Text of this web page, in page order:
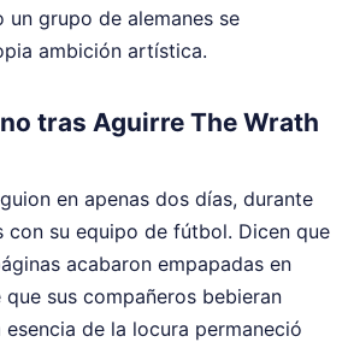
grupo de alemanes se
ambición artística.
tras Aguirre The Wrath
en apenas dos días, durante
con su equipo de fútbol. Dicen que
acabaron empapadas en
sus compañeros bebieran
de la locura permaneció